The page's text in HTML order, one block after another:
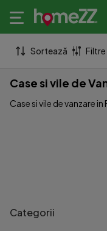
Sortează Filtre
Case si vile de
Case si vile de vanzare
Categorii